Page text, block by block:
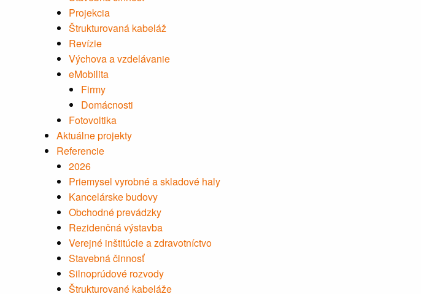
Projekcia
Štrukturovaná kabeláž
Revízie
Výchova a vzdelávanie
eMobilita
Firmy
Domácnosti
Fotovoltika
Aktuálne projekty
Referencie
2026
Priemysel vyrobné a skladové haly
Kancelárske budovy
Obchodné prevádzky
Rezidenčná výstavba
Verejné inštitúcie a zdravotníctvo
Stavebná činnosť
Silnoprúdové rozvody
Štrukturované kabeláže